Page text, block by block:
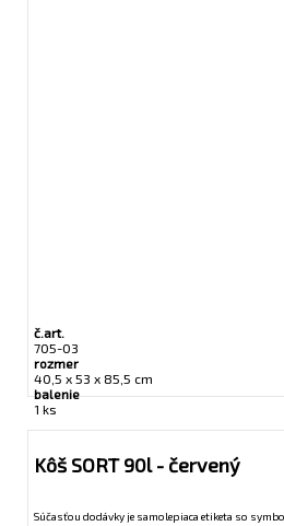
č.art.
705-03
rozmer
40,5 x 53 x 85,5 cm
balenie
1 ks
Kôš SORT 90l - červený
Súčasťou dodávky je samolepiaca etiketa so